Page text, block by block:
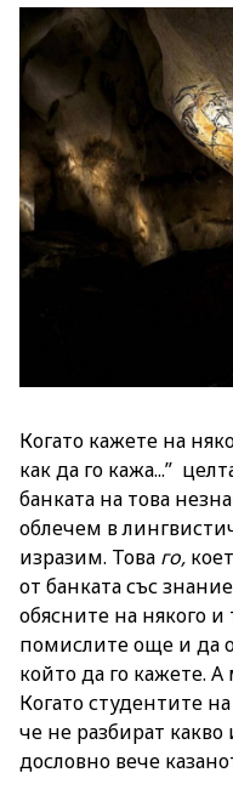
Когато кажете на
как да го кажа...”
банката на това
облечем в
изразим. Това го,
от банката със
обясните на някого
помислите още и да
който да го кажете.
Когато студентите
че не разбират
дословно вече